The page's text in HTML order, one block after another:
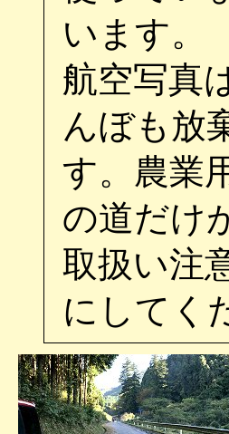
います。
航空写真
んぼも放
す。農業
の道だけ
取扱い注
にしてく